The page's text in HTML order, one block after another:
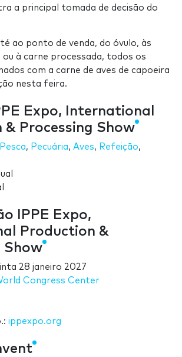
a principal tomada de decisão do
ao ponto de venda, do óvulo, às
ou à carne processada, todos os
com a carne de aves de capoeira
nesta feira.
Expo, International
& Processing Show
Pesca, Pecuária, Aves, Refeição,
IPPE Expo,
Production &
Show
28 janeiro 2027
Congress Center
ippexpo.org